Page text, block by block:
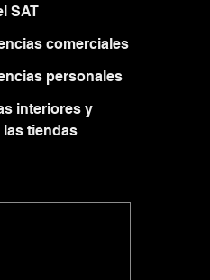
SAT
comerciales
personales
interiores y
tiendas
Para dibujar, necesitas un mouse o un panel
SAT
comerciales
personales
interiores y
tiendas
Para dibujar, necesitas un mouse o un panel